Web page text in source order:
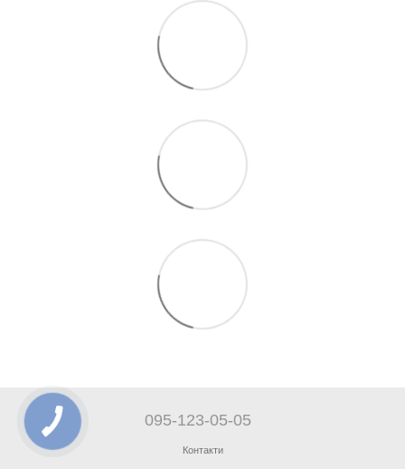
095-123-05-05
Контакти